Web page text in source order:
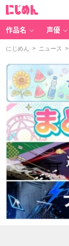
作品名 声優
にじめん > ニュース >